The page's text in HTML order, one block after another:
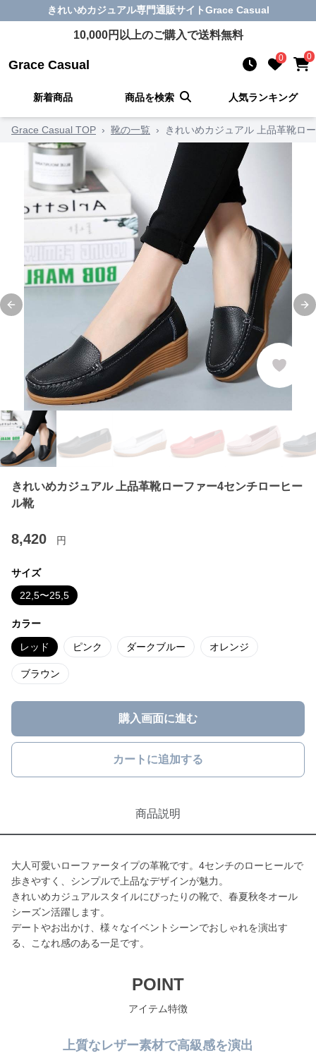
きれいめカジュアル専門通販サイトGrace Casual
10,000円以上のご購入で送料無料
Grace Casual 0 0
新着商品 商品を検索 人気ランキング
Grace Casual TOP › 靴の一覧 › きれいめカジュアル 上品革靴ロ
Previous slide
きれいめカジュアル 上品革靴ローファー4センチローヒー
ル靴
8,420 円
サイズ
22,5〜25,5
カラー
レッド ピンク ダークブルー オレンジ
ブラウン
購入画面に進む
カートに追加する
商品説明
大人可愛いローファータイプの革靴です。4センチのローヒールで
歩きやすく、シンプルで上品なデザインが魅力。
きれいめカジュアルスタイルにぴったりの靴で、春夏秋冬オール
シーズン活躍します。
デートやお出かけ、様々なイベントシーンでおしゃれを演出す
る、こなれ感のある一足です。
POINT
アイテム特徴
上質なレザー素材で高級感を演出